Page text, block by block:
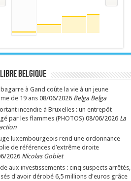
Belgique
à Gand coûte la vie à un jeune
de 19 ans 08/06/2026 Belga Belga
incendie à Bruxelles : un entrepôt
par les flammes (PHOTOS) 08/06/2026 La
luxembourgeois rend une ordonnance
de références d’extrême droite
2026 Nicolas Gobiet
aux investissements : cinq suspects arrêtés,
d'avoir dérobé 6,5 millions d'euros grâce